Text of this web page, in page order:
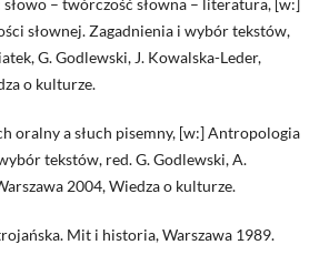
słownej. Zagadnienia i wybór tekstów,
G. Godlewski, J. Kowalska-Leder,
o kulturze.
oralny a słuch pisemny, [w:] Antropologia
tekstów, red. G. Godlewski, A.
2004, Wiedza o kulturze.
Mit i historia, Warszawa 1989.